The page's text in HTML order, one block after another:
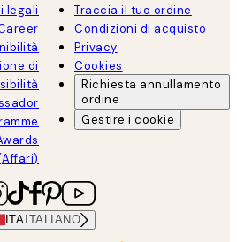
legali
di
Traccia il tuo ordine
Condizioni di acquisto
Privacy
Cookies
Richiesta annullamento
ordine
Gestire i cookie
ITA ITALIANO